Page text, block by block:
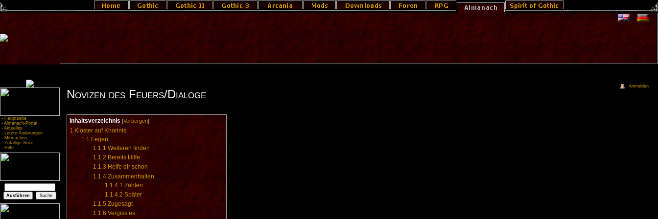
- Hauptseite
- Almanach-Portal
- Aktuelles
- Letzte Änderungen
- Mitmachen
- Zufällige Seite
- Hilfe
Novizen des Feuers/Dialoge
Inhaltsverzeichnis [Verbergen]
1 Kloster auf Khorinis
1.1 Fegen
1.1.1 Weiteren finden
1.1.2 Bereits Hilfe
1.1.3 Helfe dir schon
1.1.4 Zusammenhalten
1.1.4.1 Zahlen
1.1.4.2 Später
1.1.5 Zugesagt
1.1.6 Vergiss es
Anmelden